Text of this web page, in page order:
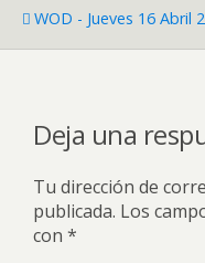
WOD - Jueves 16 Abril
Deja una
Tu dirección de
publicada. Los
con *